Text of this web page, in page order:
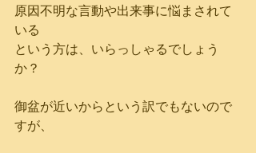
原因不明な言動や出来事に悩まされて
いる
という方は、いらっしゃるでしょう
か？
御盆が近いからという訳でもないので
すが、